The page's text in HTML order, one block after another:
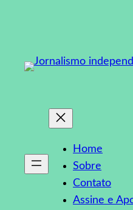
conteúdo
Home
Sobre
Contato
Assine e